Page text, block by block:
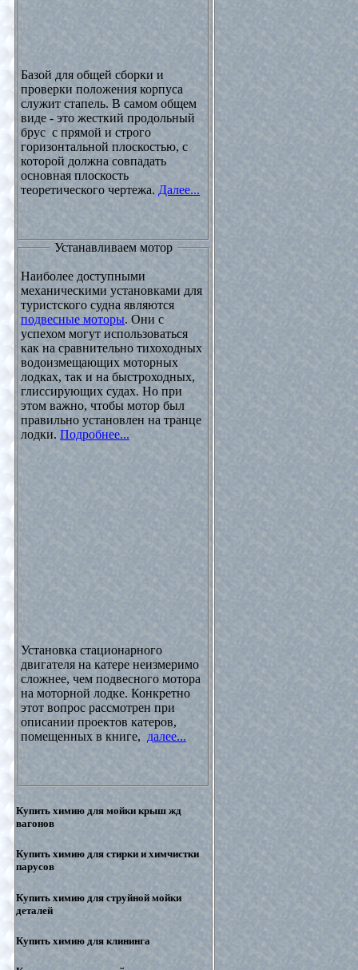
Базой для общей сборки и
проверки положения корпуса
служит стапель. В самом общем
виде - это жесткий продольный
брус с прямой и строго
горизонтальной плоскостью, с
которой должна совпадать
основная плоскость
теоретического чертежа. Далее...
Устанавливаем мотор
Наиболее доступными
механическими установками для
туристского судна являются
подвесные моторы. Они с
успехом могут использоваться
как на сравнительно тихоходных
водоизмещающих моторных
лодках, так и на быстроходных,
глиссирующих судах. Но при
этом важно, чтобы мотор был
правильно установлен на транце
лодки. Подробнее...
Установка стационарного
двигателя на катере неизмеримо
сложнее, чем подвесного мотора
на моторной лодке. Конкретно
этот вопрос рассмотрен при
описании проектов катеров,
помещенных в книге, далее...
Купить химию для мойки крыш жд
вагонов
Купить химию для стирки и химчистки
парусов
Купить химию для струйной мойки
деталей
Купить химию для клининга